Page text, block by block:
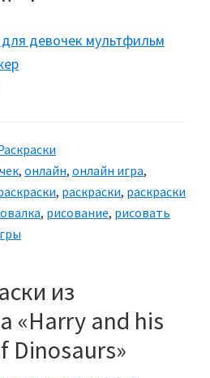
, онлайн, онлайн игра,
, раскраски, раскраски
, рисование, рисовать
из
«Harry and his
Dinosaurs»